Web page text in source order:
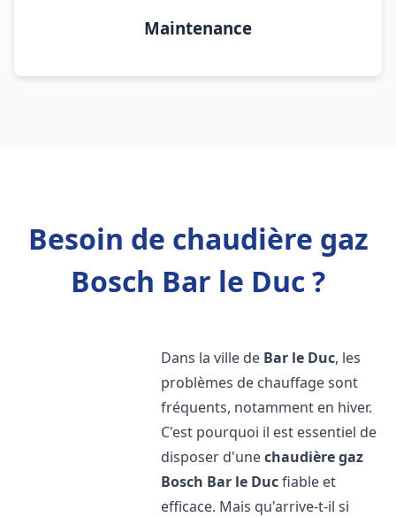
Maintenance
Besoin de chaudière gaz
Bosch Bar le Duc ?
Dans la ville de Bar le Duc, les
problèmes de chauffage sont
fréquents, notamment en hiver.
C'est pourquoi il est essentiel de
disposer d'unechaudière gaz
Bosch Bar le Ducfiable et
efficace. Mais qu'arrive-t-il si